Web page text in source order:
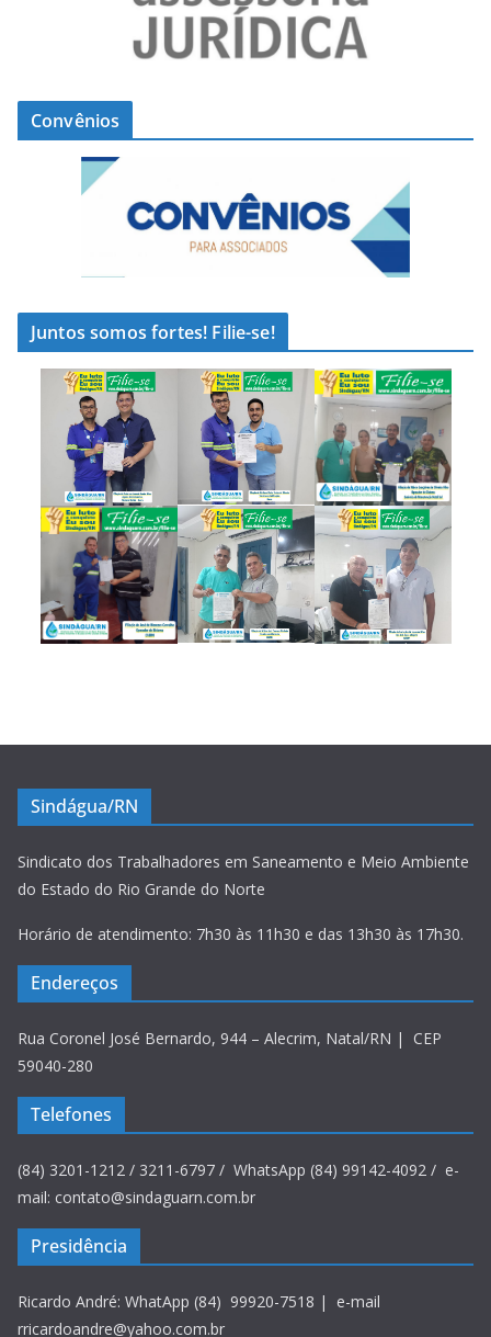
Convênios
Juntos somos fortes! Filie-se!
Sindágua/RN
Sindicato dos Trabalhadores em Saneamento e Meio Ambiente
do Estado do Rio Grande do Norte
Horário de atendimento: 7h30 às 11h30 e das 13h30 às 17h30.
Endereços
Rua Coronel José Bernardo, 944 – Alecrim, Natal/RN | CEP
59040-280
Telefones
(84) 3201-1212 / 3211-6797 / WhatsApp (84) 99142-4092 / e-
mail: contato@sindaguarn.com.br
Presidência
Ricardo André: WhatApp (84) 99920-7518 | e-mail
rricardoandre@yahoo.com.br